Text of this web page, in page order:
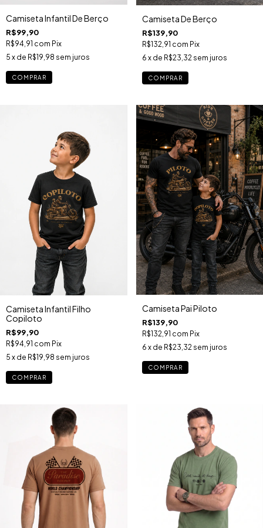
Camiseta Infantil De Berço
R$99,90
R$94,91 com Pix
5 x de R$19,98 sem juros
COMPRAR
Camiseta De Berço
R$139,90
R$132,91 com Pix
6 x de R$23,32 sem juros
COMPRAR
Camiseta Infantil Filho
Copiloto
R$99,90
R$94,91 com Pix
5 x de R$19,98 sem juros
COMPRAR
Camiseta Pai Piloto
R$139,90
R$132,91 com Pix
6 x de R$23,32 sem juros
COMPRAR